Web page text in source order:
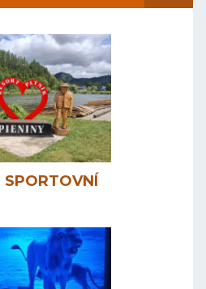
SPORTOVNÍ